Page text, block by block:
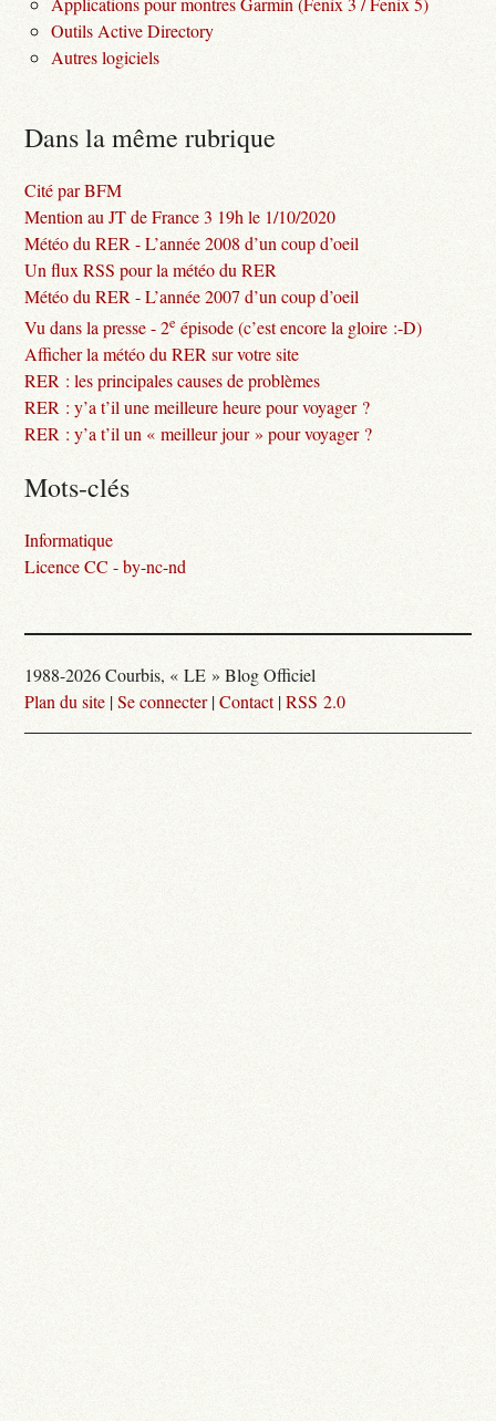
Outils Active Directory
Autres logiciels
Dans la même rubrique
Cité par BFM
Mention au JT de France 3 19h le 1/10/2020
Météo du RER - L’année 2008 d’un coup d’oeil
Un flux RSS pour la météo du RER
Météo du RER - L’année 2007 d’un coup d’oeil
Vu dans la presse - 2e épisode (c’est encore la gloire :-D)
Afficher la météo du RER sur votre site
RER : les principales causes de problèmes
RER : y’a t’il une meilleure heure pour voyager ?
RER : y’a t’il un « meilleur jour » pour voyager ?
Mots-clés
Informatique
Licence CC - by-nc-nd
1988-2026 Courbis, « LE » Blog Officiel
Plan du site |Se connecter|Contact|RSS 2.0